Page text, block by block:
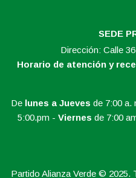
SEDE
Dirección: Calle
Horario de atención y
De lunes a Jueves de 7:00 a.
5:00.pm - Viernes de 7:00
Partido Alianza Verde © 2025.